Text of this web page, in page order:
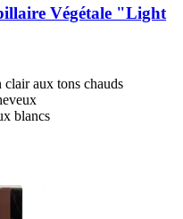
Végétale "Light
aux tons chauds
blancs